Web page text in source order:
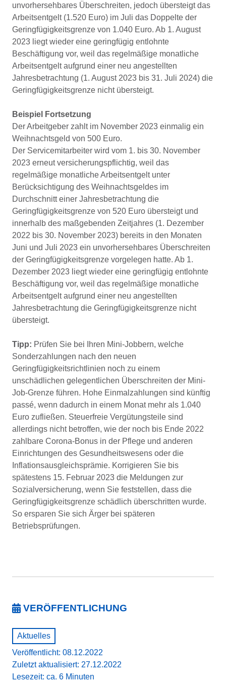
unvorhersehbares Überschreiten, jedoch übersteigt das
Arbeitsentgelt (1.520 Euro) im Juli das Doppelte der
Geringfügigkeitsgrenze von 1.040 Euro. Ab 1. August
2023 liegt wieder eine geringfügig entlohnte
Beschäftigung vor, weil das regelmäßige monatliche
Arbeitsentgelt aufgrund einer neu angestellten
Jahresbetrachtung (1. August 2023 bis 31. Juli 2024) die
Geringfügigkeitsgrenze nicht übersteigt.
Beispiel Fortsetzung
Der Arbeitgeber zahlt im November 2023 einmalig ein
Weihnachtsgeld von 500 Euro.
Der Servicemitarbeiter wird vom 1. bis 30. November
2023 erneut versicherungspflichtig, weil das
regelmäßige monatliche Arbeitsentgelt unter
Berücksichtigung des Weihnachtsgeldes im
Durchschnitt einer Jahresbetrachtung die
Geringfügigkeitsgrenze von 520 Euro übersteigt und
innerhalb des maßgebenden Zeitjahres (1. Dezember
2022 bis 30. November 2023) bereits in den Monaten
Juni und Juli 2023 ein unvorhersehbares Überschreiten
der Geringfügigkeitsgrenze vorgelegen hatte. Ab 1.
Dezember 2023 liegt wieder eine geringfügig entlohnte
Beschäftigung vor, weil das regelmäßige monatliche
Arbeitsentgelt aufgrund einer neu angestellten
Jahresbetrachtung die Geringfügigkeitsgrenze nicht
übersteigt.
Tipp: Prüfen Sie bei Ihren Mini-Jobbern, welche
Sonderzahlungen nach den neuen
Geringfügigkeitsrichtlinien noch zu einem
unschädlichen gelegentlichen Überschreiten der Mini-
Job-Grenze führen. Hohe Einmalzahlungen sind künftig
passé, wenn dadurch in einem Monat mehr als 1.040
Euro zufließen. Steuerfreie Vergütungsteile sind
allerdings nicht betroffen, wie der noch bis Ende 2022
zahlbare Corona-Bonus in der Pflege und anderen
Einrichtungen des Gesundheitswesens oder die
Inflationsausgleichsprämie. Korrigieren Sie bis
spätestens 15. Februar 2023 die Meldungen zur
Sozialversicherung, wenn Sie feststellen, dass die
Geringfügigkeitsgrenze schädlich überschritten wurde.
So ersparen Sie sich Ärger bei späteren
Betriebsprüfungen.
VERÖFFENTLICHUNG
Aktuelles
Veröffentlicht: 08.12.2022
Zuletzt aktualisiert: 27.12.2022
Lesezeit: ca. 6 Minuten